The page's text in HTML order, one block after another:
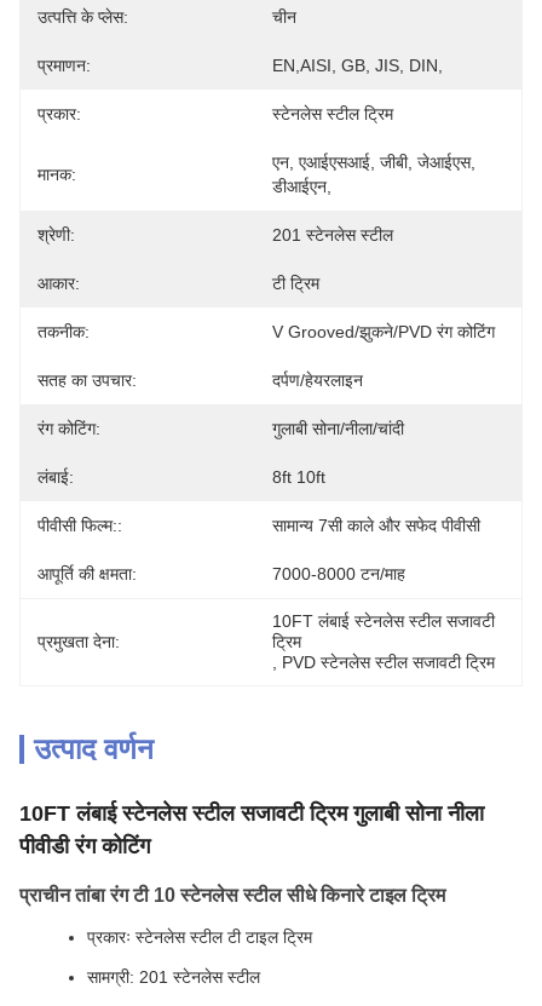
उत्पत्ति के प्लेस: चीन
प्रमाणन: EN,AISI, GB, JIS, DIN,
प्रकार: स्टेनलेस स्टील ट्रिम
मानक:
एन, एआईएसआई, जीबी, जेआईएस,
डीआईएन,
श्रेणी: 201 स्टेनलेस स्टील
आकार: टी ट्रिम
तकनीक: V Grooved/झुकने/PVD रंग कोटिंग
सतह का उपचार: दर्पण/हेयरलाइन
रंग कोटिंग: गुलाबी सोना/नीला/चांदी
लंबाई: 8ft 10ft
पीवीसी फिल्म:: सामान्य 7सी काले और सफेद पीवीसी
आपूर्ति की क्षमता: 7000-8000 टन/माह
प्रमुखता देना:
10FT लंबाई स्टेनलेस स्टील सजावटी
ट्रिम
PVD स्टेनलेस स्टील सजावटी ट्रिम
उत्पाद वर्णन
10FT लंबाई स्टेनलेस स्टील सजावटी ट्रिम गुलाबी सोना नीला
पीवीडी रंग कोटिंग
प्राचीन तांबा रंग टी 10 स्टेनलेस स्टील सीधे किनारे टाइल ट्रिम
प्रकारः स्टेनलेस स्टील टी टाइल ट्रिम
सामग्री: 201 स्टेनलेस स्टील